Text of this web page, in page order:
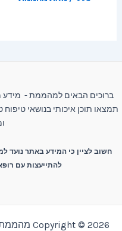
ברוכים הבאים למהממת - מידע
תמצאו תוכן איכותי בנושאי טיפוח
חשוב לציין כי המידע באתר נועד
להתייעצות עם
Copyright © 2026 מהממת | Powered by